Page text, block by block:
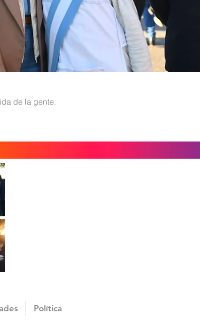
de la gente.
Política